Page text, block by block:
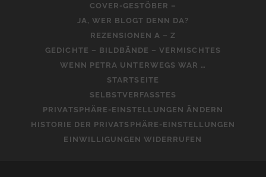
COVER-GESTÖBER –
JA, WER BLOGT DENN DA?
REZENSIONEN A – Z
GEDICHTE – BILDBÄNDE – VERMISCHTES
WENN PETRA UNTERWEGS WAR …
STARTSEITE
SELBSTVERFASSTES
PRIVATSPHÄRE-EINSTELLUNGEN ÄNDERN
HISTORIE DER PRIVATSPHÄRE-EINSTELLUNGEN
EINWILLIGUNGEN WIDERRUFEN